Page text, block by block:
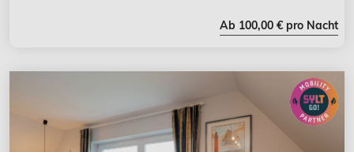
Ab 100,00 € pro Nacht